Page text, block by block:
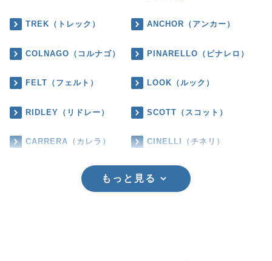
TREK（トレック） ANCHOR（アンカー）
COLNAGO（コルナゴ） PINARELLO（ピナレロ）
FELT（フェルト） LOOK（ルック）
RIDLEY（リドレー） SCOTT（スコット）
CARRERA（カレラ） CINELLI（チネリ）
もっと見る